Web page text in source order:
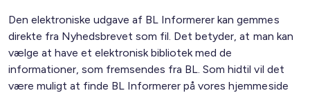
Den elektroniske udgave af BL Informerer kan gemmes
direkte fra Nyhedsbrevet som fil. Det betyder, at man kan
vælge at have et elektronisk bibliotek med de
informationer, som fremsendes fra BL. Som hidtil vil det
være muligt at finde BL Informerer på vores hjemmeside